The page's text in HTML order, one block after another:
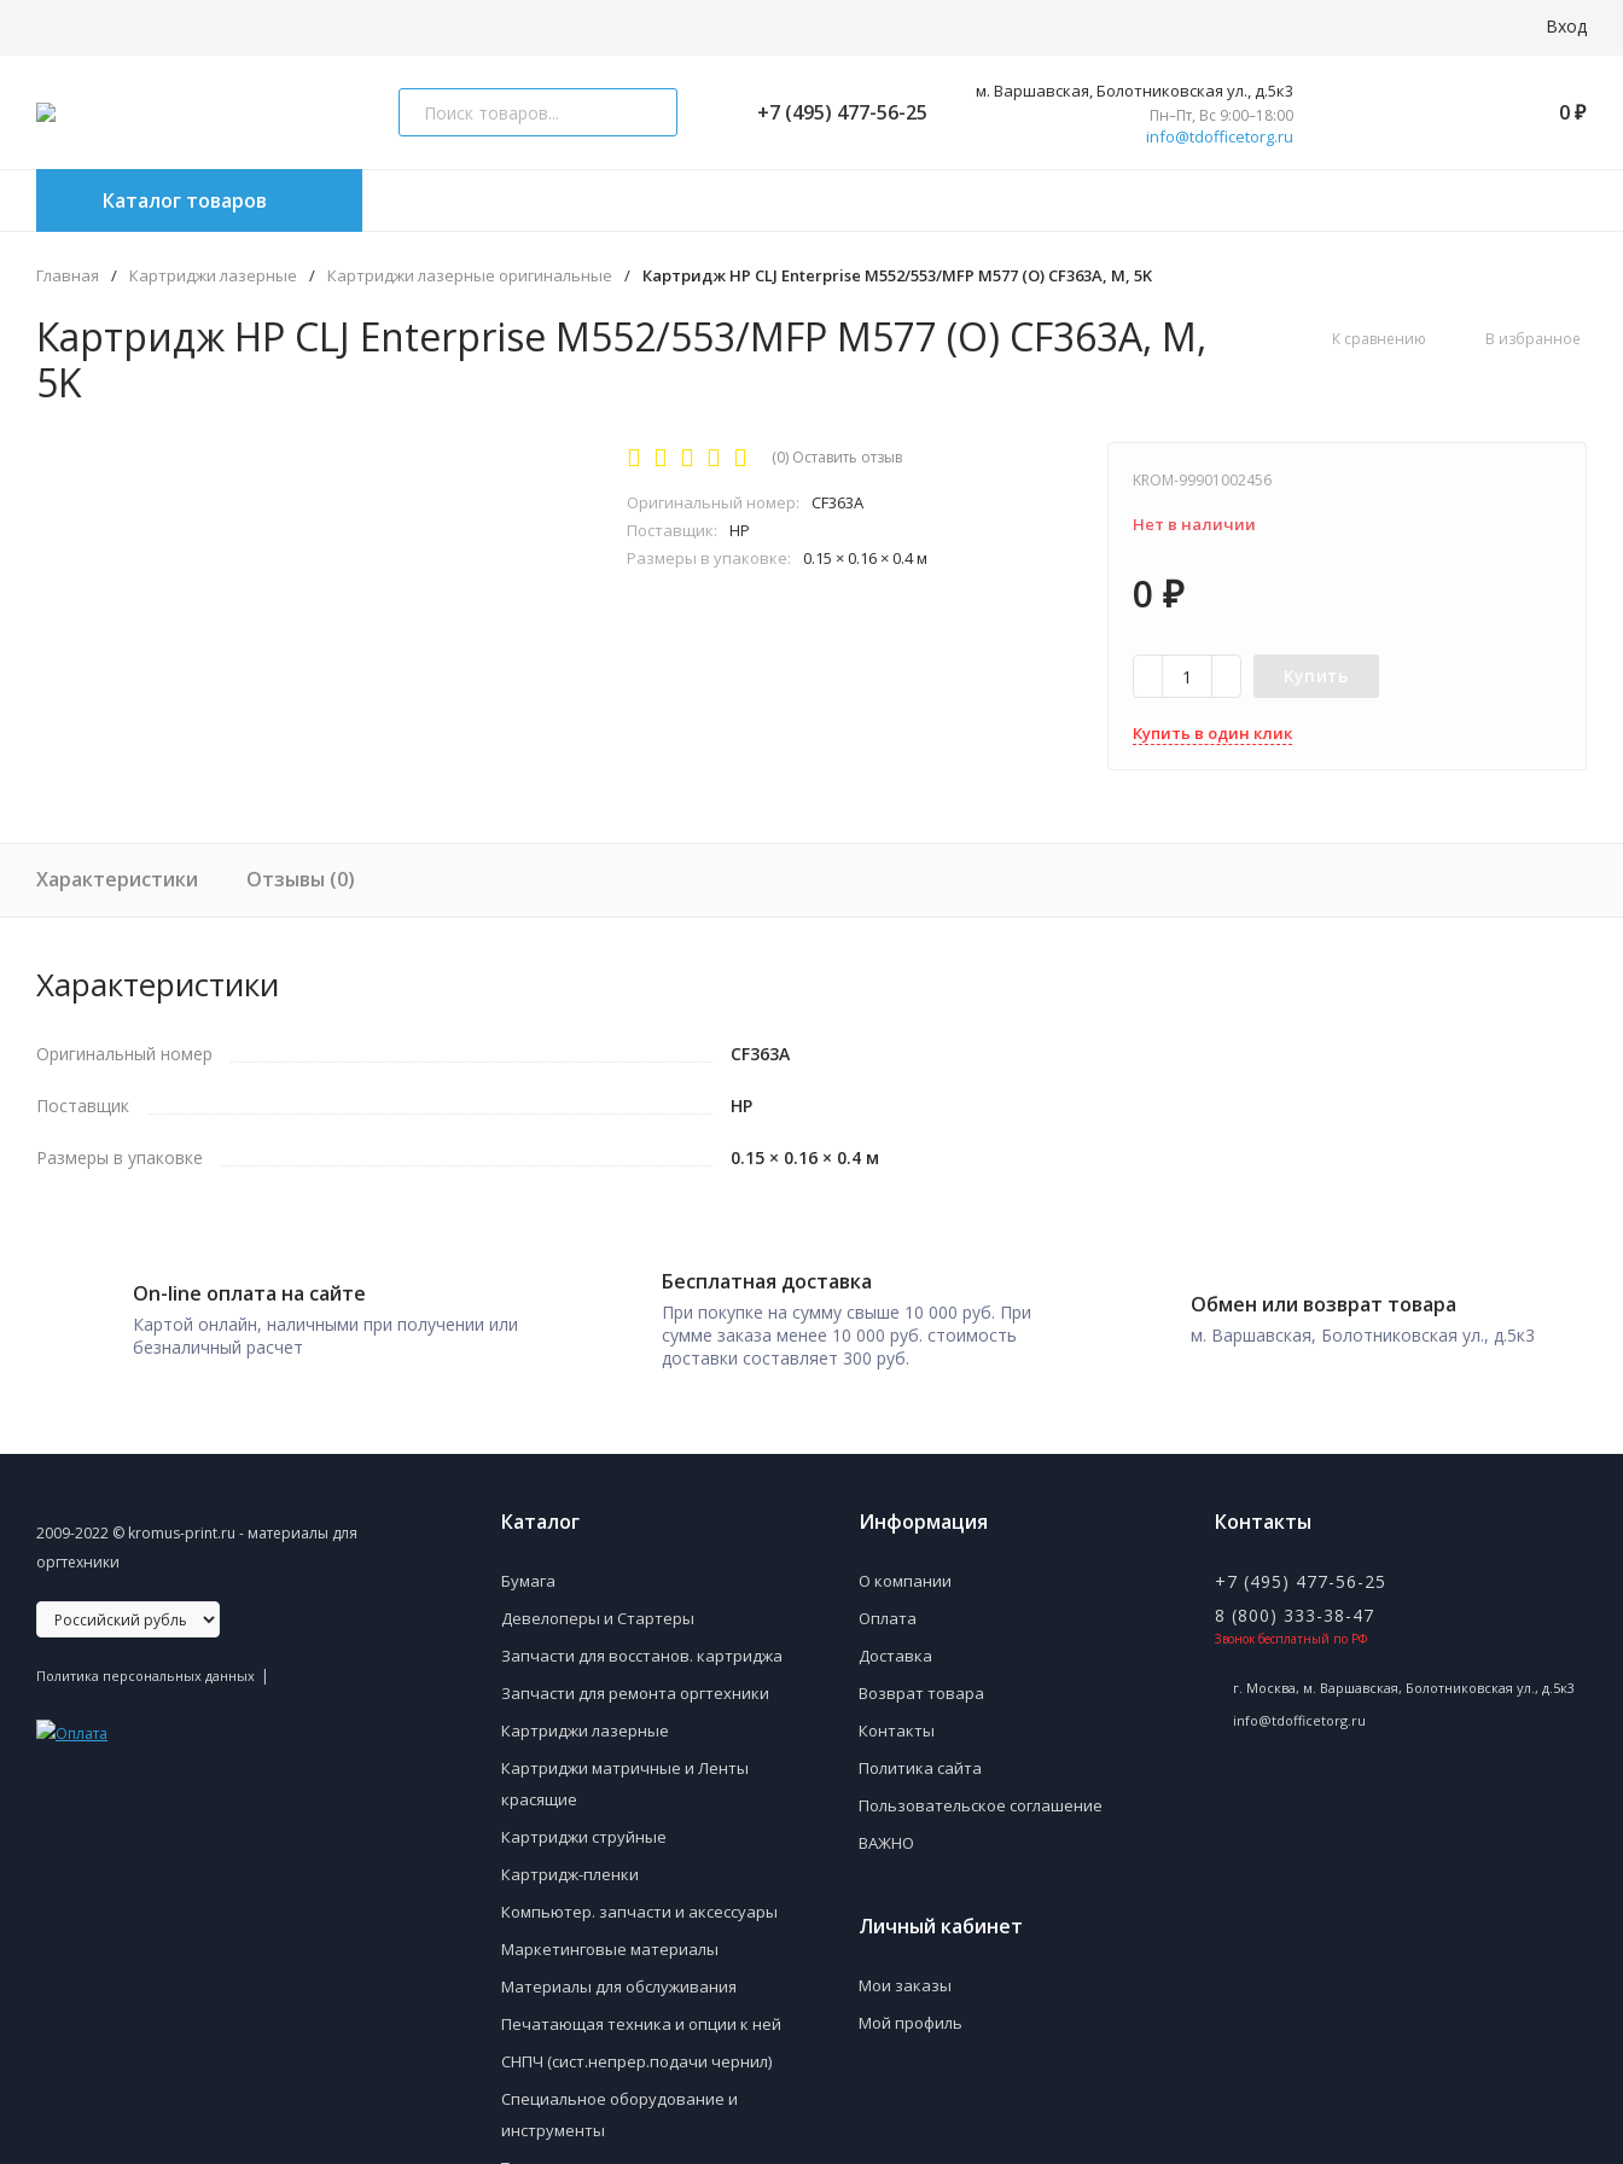
Вход
+7 (495) 477-56-25
м. Варшавская, Болотниковская ул., д.5к3
Пн–Пт, Вс 9:00–18:00
info@tdofficetorg.ru
0 ₽
Каталог товаров
Главная / Картриджи лазерные / Картриджи лазерные оригинальные / Картридж HP CLJ Enterprise M552/553/MFP M577 (O) CF363A, M, 5K
Картридж HP CLJ Enterprise M552/553/MFP M577 (O) CF363A, M,
5K
К сравнению В избранное
(0) Оставить отзыв
Оригинальный номер:
CF363A
Поставщик:
HP
Размеры в упаковке:
0.15 × 0.16 × 0.4 м
KROM-99901002456
Нет в наличии
0 ₽
Купить
Купить в один клик
Характеристики Отзывы (0)
Характеристики
Оригинальный номер CF363A
Поставщик HP
Размеры в упаковке 0.15 × 0.16 × 0.4 м
On-line оплата на сайте
Картой онлайн, наличными при получении или
безналичный расчет
Бесплатная доставка
При покупке на сумму свыше 10 000 руб. При
сумме заказа менее 10 000 руб. стоимость
доставки составляет 300 руб.
Обмен или возврат товара
м. Варшавская, Болотниковская ул., д.5к3
2009-2022 © kromus-print.ru - материалы для
оргтехники
Политика персональных данных |
Каталог
Бумага
Девелоперы и Стартеры
Запчасти для восстанов. картриджа
Запчасти для ремонта оргтехники
Картриджи лазерные
Картриджи матричные и Ленты
красящие
Картриджи струйные
Картридж-пленки
Компьютер. запчасти и аксессуары
Маркетинговые материалы
Материалы для обслуживания
Печатающая техника и опции к ней
СНПЧ (сист.непрер.подачи чернил)
Специальное оборудование и
инструменты
Информация
О компании
Оплата
Доставка
Возврат товара
Контакты
Политика сайта
Пользовательское соглашение
ВАЖНО
Личный кабинет
Мои заказы
Мой профиль
Контакты
+7 (495) 477-56-25
8 (800) 333-38-47
Звонок бесплатный по РФ
г. Москва, м. Варшавская, Болотниковская ул., д.5к3
info@tdofficetorg.ru